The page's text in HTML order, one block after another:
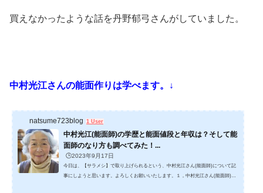
買えなかったような話を丹野郁弓さんがしていました。
中村光江さんの能面作りは学べます。↓
natsume723blog 1 User
中村光江(能面師)の学歴と能面値段と年収は？そして能
面師のなり方も調べてみた！...
🕒️2023年9月17日
今日は、【サラメシ】で取り上げられるという、中村光江さん(能面師)について記
事にしようと思います。よろしくお願いいたします。１，中村光江さん(能面師)の